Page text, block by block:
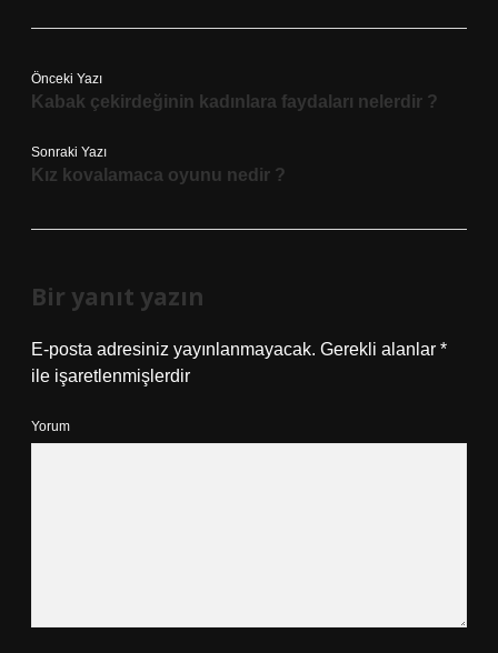
Önceki Yazı
Kabak çekirdeğinin kadınlara faydaları nelerdir ?
Sonraki Yazı
Kız kovalamaca oyunu nedir ?
Bir yanıt yazın
E-posta adresiniz yayınlanmayacak. Gerekli alanlar *
ile işaretlenmişlerdir
Yorum